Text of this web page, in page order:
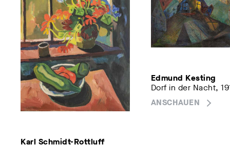
Karl Schmidt-Rottluff
Edmund Kesting
Dorf in der Nacht,
ANSCHAUEN